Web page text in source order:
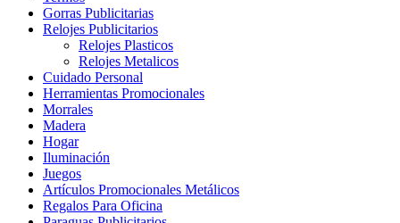
Gorras Publicitarias
Relojes Publicitarios
Relojes Plasticos
Relojes Metalicos
Cuidado Personal
Herramientas Promocionales
Morrales
Madera
Hogar
Iluminación
Juegos
Artículos Promocionales Metálicos
Regalos Para Oficina